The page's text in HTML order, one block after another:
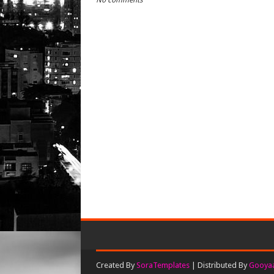
Created By SoraTemplates | Distributed By